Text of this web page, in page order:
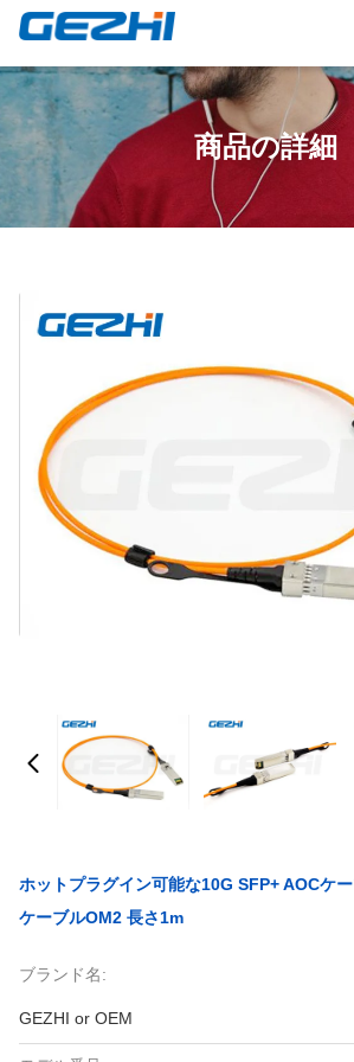
商品の詳細
ホットプラグイン可能な10G SFP+ AOCケ
ケーブルOM2 長さ1m
ブランド名:
GEZHI or OEM